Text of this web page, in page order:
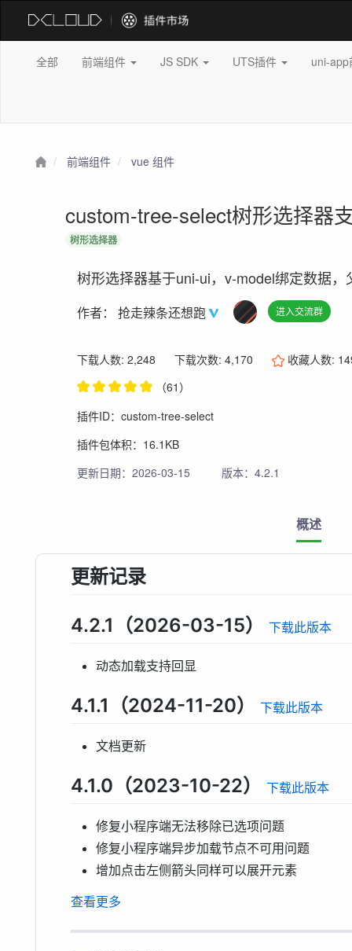
全部 前端组件 JS SDK UTS插件 uni-
前端组件 vue 组件
custom-tree-select树形选择器
树形选择器
树形选择器基于uni-ui，v-model绑定数据
作者：抢走辣条还想跑 进入交流群
下载人数: 2,248 下载次数: 4,170 收藏人数:
（61）
插件ID：custom-tree-select
插件包体积：16.1KB
更新日期：2026-03-15
版本：4.2.1
概述
更新记录
4.2.1（2026-03-15） 下载此版本
动态加载支持回显
4.1.1（2024-11-20） 下载此版本
文档更新
4.1.0（2023-10-22） 下载此版本
修复小程序端无法移除已选项问题
修复小程序端异步加载节点不可用问题
增加点击左侧箭头同样可以展开元素
查看更多